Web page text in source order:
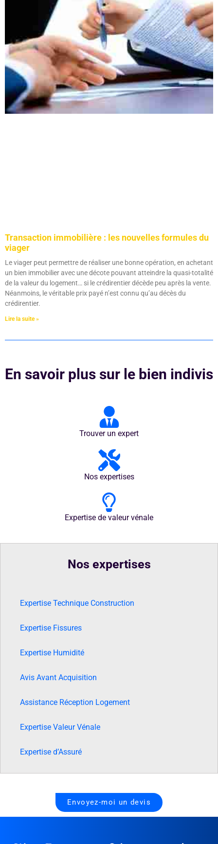
Transaction immobilière : les nouvelles formules du
viager
Le viager peut permettre de réaliser une bonne opération, en achetant
un bien immobilier avec une décote pouvant atteindre la quasi-totalité
de la valeur du logement… si le crédirentier décède peu après la vente.
Néanmoins, le véritable prix payé n’est connu qu’au décès du
crédirentier.
Lire la suite »
En savoir plus sur le bien indivis
Trouver un expert
Nos expertises
Expertise de valeur vénale
Nos expertises
Expertise Technique Construction
Expertise Fissures
Expertise Humidité
Avis Avant Acquisition
Assistance Réception Logement
Expertise Valeur Vénale
Expertise d’Assuré
Envoyez-moi un devis